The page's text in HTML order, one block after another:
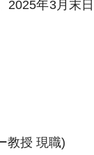
年3月末
授 現職)